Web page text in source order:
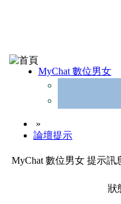
MyChat 數位男女
»
論壇提示
MyChat 數位男女 提示訊
狀